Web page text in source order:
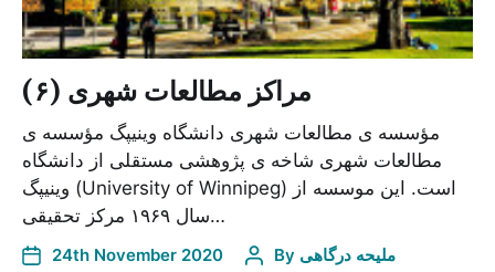
مراکز مطالعات شهری (۶)
مؤسسه ی مطالعات شهری دانشگاه وینیپگ مؤسسه ی
مطالعات شهری شاخه ی پژوهشی مستقلی از دانشگاه
وینیپگ (University of Winnipeg) است. این موسسه از
سال ۱۹۶۹ مرکز تحقیقی…
24th November 2020 By ملیحه درگاهی